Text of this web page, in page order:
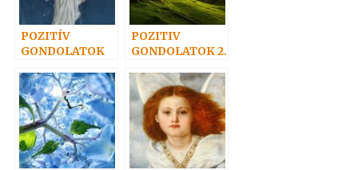
POZITÍV
GONDOLATOK
POZITIV
GONDOLATOK 2.